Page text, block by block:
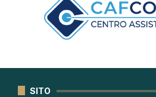
SITO